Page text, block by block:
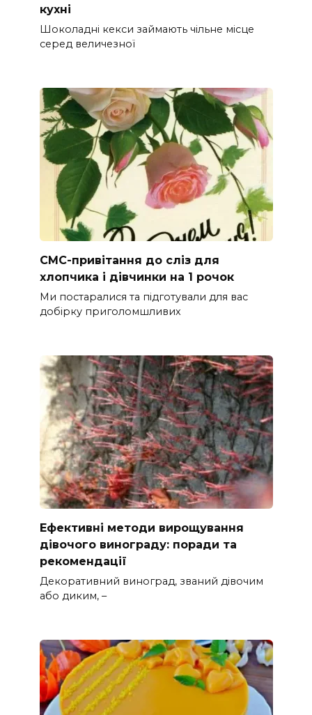
кухні
Шоколадні кекси займають чільне місце
серед величезної
СМС-привітання до сліз для
хлопчика і дівчинки на 1 рочок
Ми постаралися та підготували для вас
добірку приголомшливих
Ефективні методи вирощування
дівочого винограду: поради та
рекомендації
Декоративний виноград, званий дівочим
або диким, –